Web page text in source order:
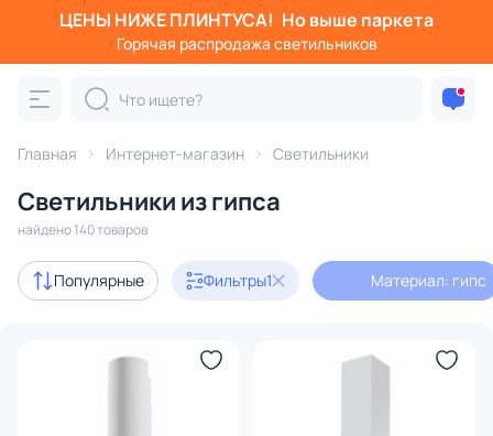
ЦЕНЫ НИЖЕ ПЛИНТУСА! Но выше паркета
Горячая распродажа светильников
Главная Интернет-магазин Светильники
Светильники из гипса
найдено 140 товаров
Популярные Фильтры1 Материал: гипс
Фильтры
Категория:
Люстры Подвесные светильники
Акции 1